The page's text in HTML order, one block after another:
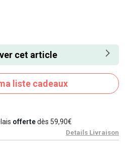
cet article
liste cadeaux
offertedès 59,90€
Details Livraison